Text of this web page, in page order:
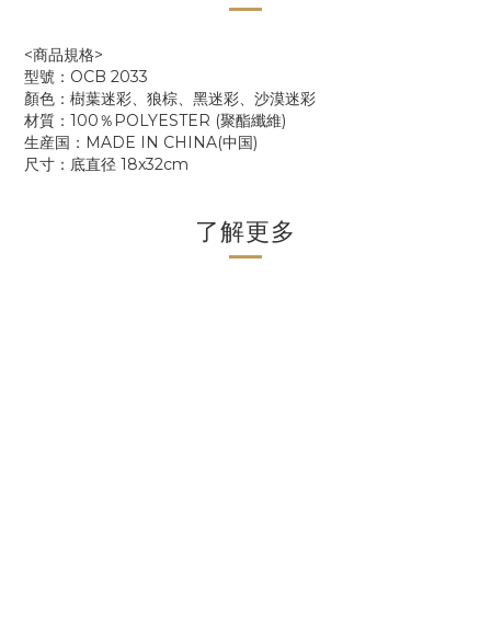
<商品規格>
型號：OCB 2033
顏色：樹葉迷彩、狼棕、黑迷彩、沙漠迷彩
材質： 100％POLYESTER (聚酯纖維)
生産国：MADE IN CHINA(中国)
尺寸： 底直径 18x32cm
了解更多